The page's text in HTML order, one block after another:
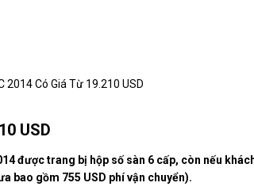
2014 Có Giá Từ 19.210 USD
USD
được trang bị hộp số sàn 6 cấp, còn nếu
bao gồm 755 USD phí vận chuyển).